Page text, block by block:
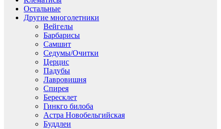
Остальные
Другие многолетники
Вейгелы
Барбарисы
Самшит
Седумы/Очитки
Церцис
Падубы
Лавровишня
Спирея
Бересклет
Гинкго билоба
Астра Новобельгийская
Буддлеи